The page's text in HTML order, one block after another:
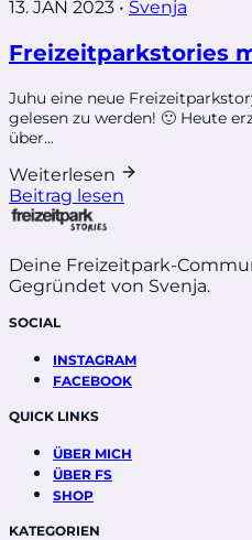
13. JAN 2023 • Svenja
Freizeitparkstories
Juhu eine neue
gelesen zu werden! 🙂 Heute
über...
Weiterlesen
Beitrag lesen
Deine Freizeitpark-
Gegründet von Svenja.
SOCIAL
INSTAGRAM
FACEBOOK
QUICK LINKS
ÜBER MICH
ÜBER FS
SHOP
KATEGORIEN